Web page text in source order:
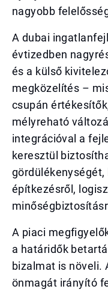
nagyobb
A dubai
évtizedben
és a külső
megközelítés –
csupán
mélyreható
integrációval a
keresztül
gördülékenységét,
építkezésről,
A piaci
a határidők
bizalmat is növeli.
önmagát irányító